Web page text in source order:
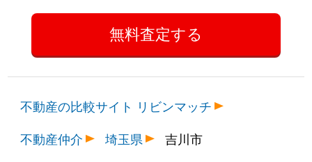
不動産の比較サイト リビンマッチ
不動産仲介
埼玉県 吉川市